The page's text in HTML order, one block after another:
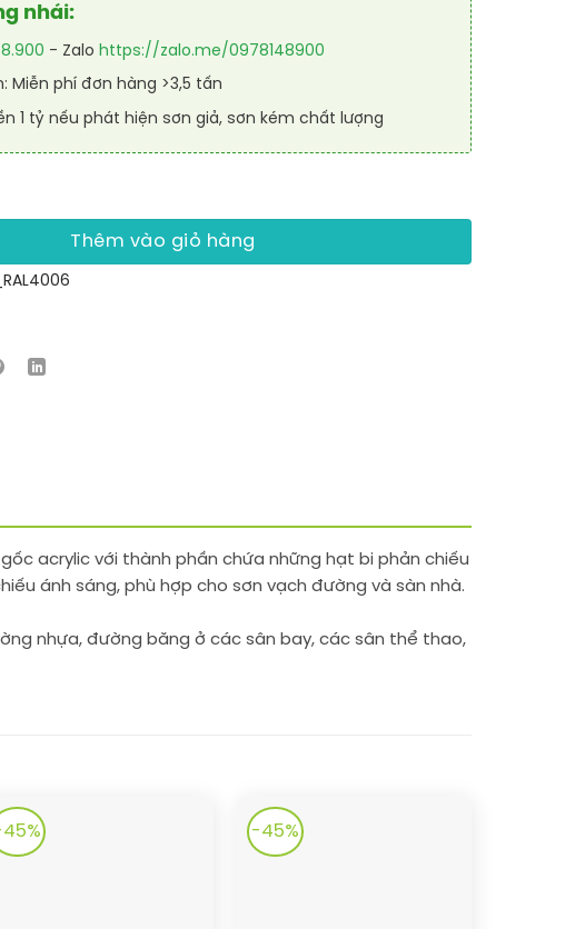
nhái:
- Zalo https://zalo.me/0978148900
Miễn phí đơn hàng >3,5 tấn
1 tỷ nếu phát hiện sơn giả, sơn kém chất lượng
quang RAL ROAD LINE REFLECTIVE 4006 số lượng
Thêm vào giỏ hàng
gốc acrylic với thành phần chứa những hạt bi phản chiếu
ánh sáng, phù hợp cho sơn vạch đường và sàn nhà.
nhựa, đường băng ở các sân bay, các sân thể thao,
-45%